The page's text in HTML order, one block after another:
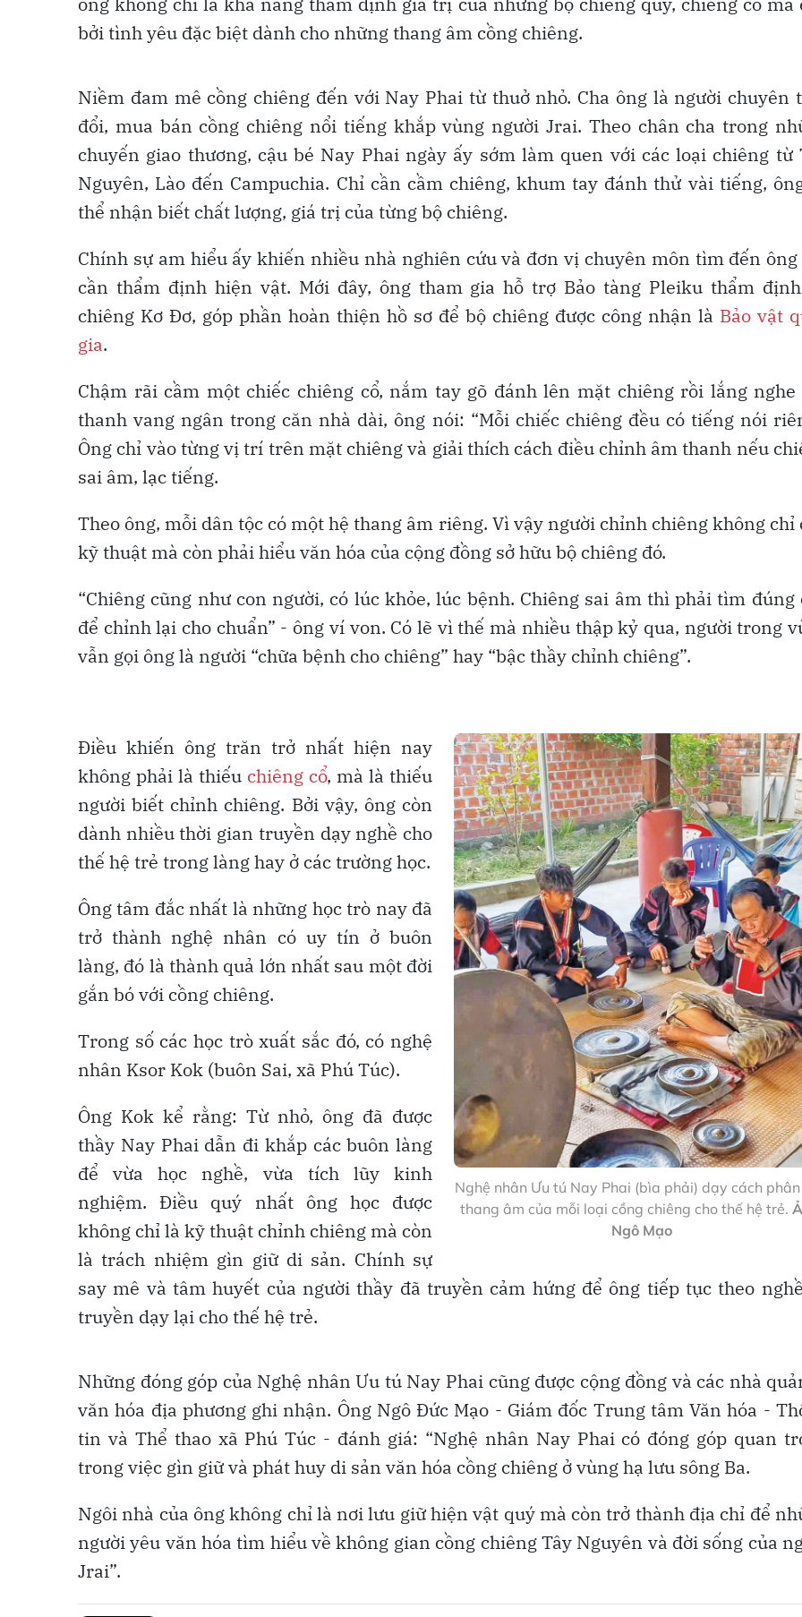
bởi tình yêu đặc biệt dành cho những thang âm cồng chiêng.
Niềm đam mê cồng chiêng đến với Nay Phai từ thuở nhỏ. Cha ông là người chuyên
đổi, mua bán cồng chiêng nổi tiếng khắp vùng người Jrai. Theo chân cha trong
chuyến giao thương, cậu bé Nay Phai ngày ấy sớm làm quen với các loại chiêng từ
Nguyên, Lào đến Campuchia. Chỉ cần cầm chiêng, khum tay đánh thử vài tiếng,
thể nhận biết chất lượng, giá trị của từng bộ chiêng.
Chính sự am hiểu ấy khiến nhiều nhà nghiên cứu và đơn vị chuyên môn tìm đến
cần thẩm định hiện vật. Mới đây, ông tham gia hỗ trợ Bảo tàng Pleiku thẩm
chiêng Kơ Đơ, góp phần hoàn thiện hồ sơ để bộ chiêng được công nhận là Bảo vật
gia.
Chậm rãi cầm một chiếc chiêng cổ, nắm tay gõ đánh lên mặt chiêng rồi lắng nghe
thanh vang ngân trong căn nhà dài, ông nói: “Mỗi chiếc chiêng đều có tiếng nói
Ông chỉ vào từng vị trí trên mặt chiêng và giải thích cách điều chỉnh âm thanh nếu
sai âm, lạc tiếng.
Theo ông, mỗi dân tộc có một hệ thang âm riêng. Vì vậy người chỉnh chiêng không chỉ
kỹ thuật mà còn phải hiểu văn hóa của cộng đồng sở hữu bộ chiêng đó.
“Chiêng cũng như con người, có lúc khỏe, lúc bệnh. Chiêng sai âm thì phải tìm đúng
để chỉnh lại cho chuẩn” - ông ví von. Có lẽ vì thế mà nhiều thập kỷ qua, người trong
vẫn gọi ông là người “chữa bệnh cho chiêng” hay “bậc thầy chỉnh chiêng”.
Nghệ nhân Ưu tú Nay Phai (bìa phải) dạy cách
thang âm của mỗi loại cồng chiêng cho thế hệ trẻ.
Ngô Mạo
Điều khiến ông trăn trở nhất hiện nay
không phải là thiếu chiêng cổ, mà là thiếu
người biết chỉnh chiêng. Bởi vậy, ông còn
dành nhiều thời gian truyền dạy nghề cho
thế hệ trẻ trong làng hay ở các trường học.
Ông tâm đắc nhất là những học trò nay đã
trở thành nghệ nhân có uy tín ở buôn
làng, đó là thành quả lớn nhất sau một đời
gắn bó với cồng chiêng.
Trong số các học trò xuất sắc đó, có nghệ
nhân Ksor Kok (buôn Sai, xã Phú Túc).
Ông Kok kể rằng: Từ nhỏ, ông đã được
thầy Nay Phai dẫn đi khắp các buôn làng
để vừa học nghề, vừa tích lũy kinh
nghiệm. Điều quý nhất ông học được
không chỉ là kỹ thuật chỉnh chiêng mà còn
là trách nhiệm gìn giữ di sản. Chính sự
say mê và tâm huyết của người thầy đã truyền cảm hứng để ông tiếp tục theo
truyền dạy lại cho thế hệ trẻ.
Những đóng góp của Nghệ nhân Ưu tú Nay Phai cũng được cộng đồng và các nhà
văn hóa địa phương ghi nhận. Ông Ngô Đức Mạo - Giám đốc Trung tâm Văn hóa -
tin và Thể thao xã Phú Túc - đánh giá: “Nghệ nhân Nay Phai có đóng góp quan
trong việc gìn giữ và phát huy di sản văn hóa cồng chiêng ở vùng hạ lưu sông Ba.
Ngôi nhà của ông không chỉ là nơi lưu giữ hiện vật quý mà còn trở thành địa chỉ để
người yêu văn hóa tìm hiểu về không gian cồng chiêng Tây Nguyên và đời sống của
Jrai”.